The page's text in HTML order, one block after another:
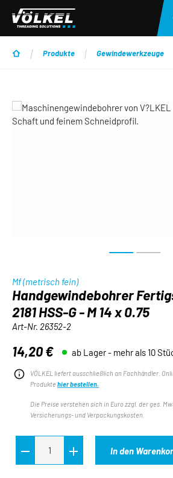
Zum Hauptinhalt springen
Produkte Gewindewerkzeuge
Bildergalerie überspringen
Mf (metrisch fein)
Handgewindebohrer
2181 HSS-G - M 14 x 0.75
Art-Nr. 26352-2
Regulärer Preis:
14,20 € ab Lager - mehr als 10
VÖLKEL liefert ausschließlich an Fachhändler.
Produkte hier bestellen.
Die Preise verstehen sich in Euro zzgl. der ges.
Versicherungs- und Verpackungskosten.
In den